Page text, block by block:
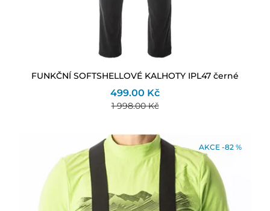
FUNKČNÍ SOFTSHELLOVÉ KALHOTY IPL47 černé
499.00 Kč
1 998.00 Kč
AKCE -82 %